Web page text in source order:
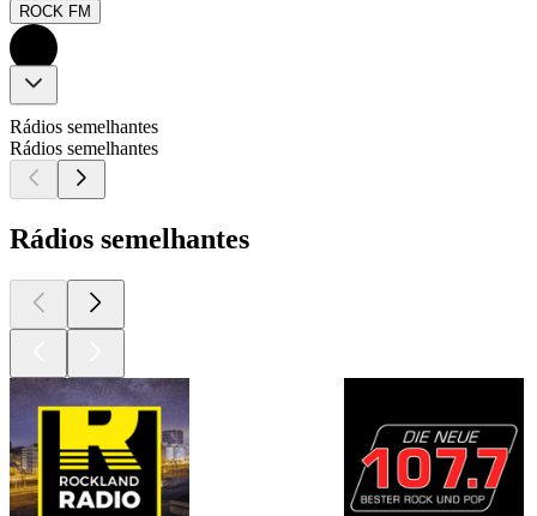
ROCK FM
Rádios semelhantes
Rádios semelhantes
Rádios semelhantes